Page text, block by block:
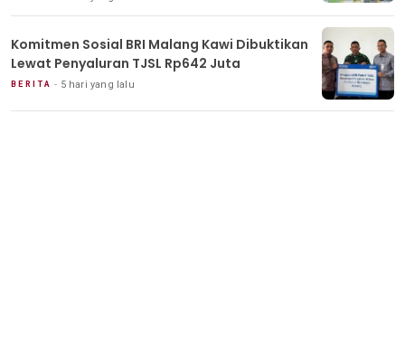
Komitmen Sosial BRI Malang Kawi Dibuktikan
Lewat Penyaluran TJSL Rp642 Juta
BERITA 5 hari yang lalu